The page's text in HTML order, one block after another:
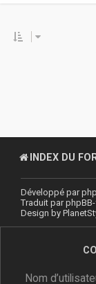
INDEX DU
Développé par
Traduit par
Design by